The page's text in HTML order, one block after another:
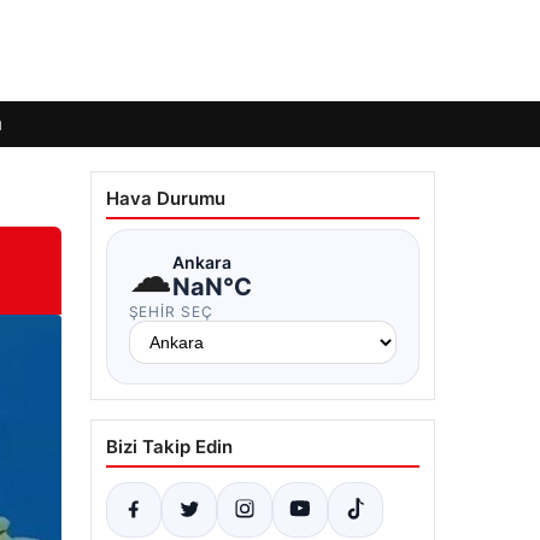
Hava Durumu
☁Ankara
NaN°C
ŞEHIR SEÇ
Bizi Takip Edin